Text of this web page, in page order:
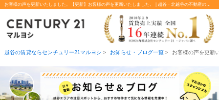
お客様の声を更新いたしました。【更新】お客様の声を更新いたしました。 | 越谷・北越谷の不動産のことならセンチュリー21マルヨシ
越谷の賃貸ならセンチュリー21マルヨシ > お知らせ・ブログ一覧> お客様の声を更新